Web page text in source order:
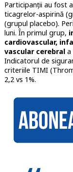
Participanții au fost
ticagrelor-aspirină
(grupul placebo).
luni. În primul grup,
cardiovascular,
vascular cerebrala
Indicatorul de
criteriile TIMI
2,2 vs 1%.